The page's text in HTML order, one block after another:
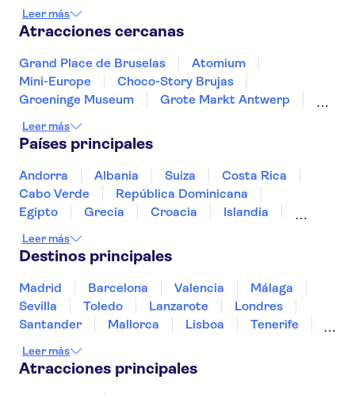
Leer más
Atracciones cercanas
Grand Place de Bruselas
Atomium
Mini-Europe
Choco-Story Brujas
Groeninge Museum
Grote Markt Antwerp
Graslei and Korenlei
Castle Gravensteen
Rubens House
Historium Brujas
Museum aan de Stroom
De Halve Maan Brewery
Leer más
Países principales
Andorra Albania Suiza
Costa Rica
Cabo Verde
República Dominicana
Egipto
Grecia Croacia
Islandia
México
Noruega
Túnez
Turquía
Leer más
Destinos principales
Madrid Barcelona Valencia
Málaga
Sevilla
Toledo Lanzarote
Londres
Santander
Mallorca Lisboa
Tenerife
Bilbao
Menorca Granada
Vigo
Leer más
Atracciones principales